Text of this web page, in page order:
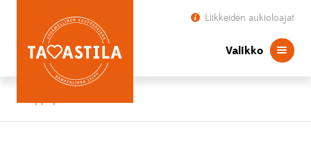
Liikkeiden aukioloajat
Valikko